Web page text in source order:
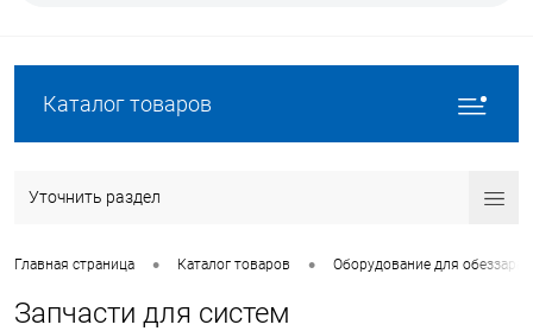
Каталог товаров
Уточнить раздел
Главная страница • Каталог товаров • Оборудование для
Запчасти для систем